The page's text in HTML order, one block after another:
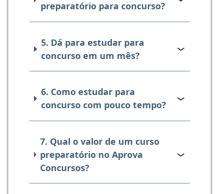
preparatório para concurso?
5. Dá para estudar para
concurso em um mês?
6. Como estudar para
concurso com pouco tempo?
7. Qual o valor de um curso
preparatório no Aprova
Concursos?